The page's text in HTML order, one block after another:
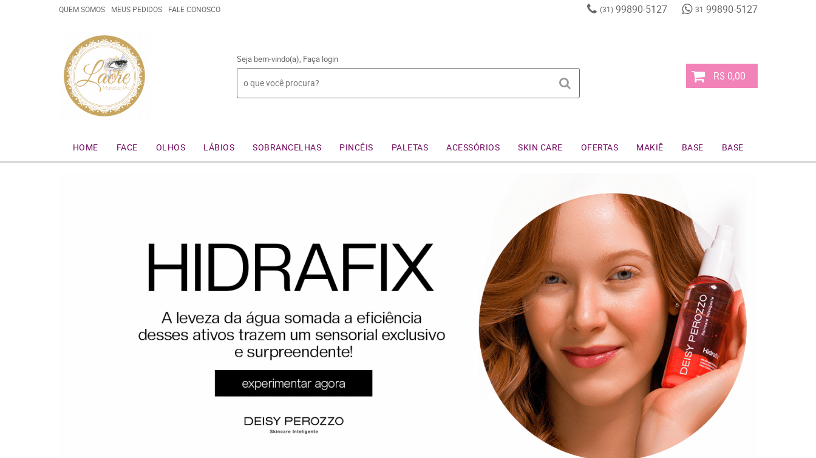
QUEM SOMOS MEUS PEDIDOS FALE CONOSCO (31)99890-5127 31 99890-5127
Seja bem-vindo(a), Faça login
R$ 0,00
HOME FACE OLHOS LÁBIOS SOBRANCELHAS PINCÉIS PALETAS ACESSÓRIOS SKIN CARE OFERTAS MAKIÊ BASE BASE